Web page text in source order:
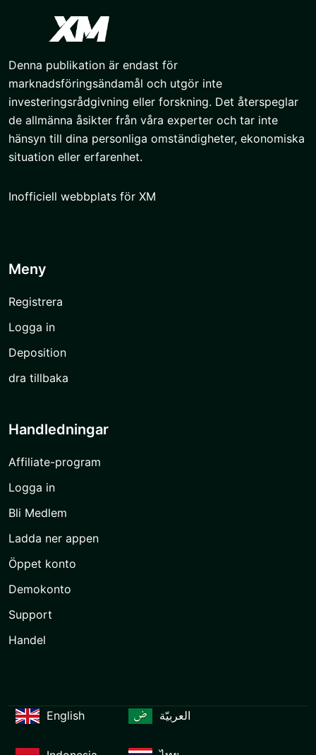
Denna publikation är endast för
marknadsföringsändamål och utgör inte
investeringsrådgivning eller forskning. Det återspeglar
de allmänna åsikter från våra experter och tar inte
hänsyn till dina personliga omständigheter, ekonomiska
situation eller erfarenhet.
Inofficiell webbplats för XM
Meny
Registrera
Logga in
Deposition
dra tillbaka
Handledningar
Affiliate-program
Logga in
Bli Medlem
Ladda ner appen
Öppet konto
Demokonto
Support
Handel
English العربيّة